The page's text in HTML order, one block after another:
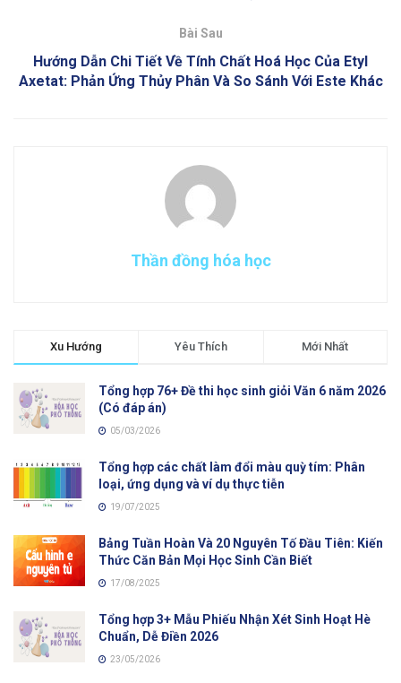
Bài Sau
Hướng Dẫn Chi Tiết Về Tính Chất Hoá Học Của Etyl
Axetat: Phản Ứng Thủy Phân Và So Sánh Với Este Khác
Thần đồng hóa học
Xu Hướng Yêu Thích Mới Nhất
Tổng hợp 76+ Đề thi học sinh giỏi Văn 6 năm 2026
(Có đáp án)
05/03/2026
Tổng hợp các chất làm đổi màu quỳ tím: Phân
loại, ứng dụng và ví dụ thực tiễn
19/07/2025
Bảng Tuần Hoàn Và 20 Nguyên Tố Đầu Tiên: Kiến
Thức Căn Bản Mọi Học Sinh Cần Biết
17/08/2025
Tổng hợp 3+ Mẫu Phiếu Nhận Xét Sinh Hoạt Hè
Chuẩn, Dễ Điền 2026
23/05/2026